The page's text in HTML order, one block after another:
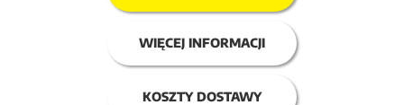
WIĘCEJ INFORMACJI
KOSZTY DOSTAWY